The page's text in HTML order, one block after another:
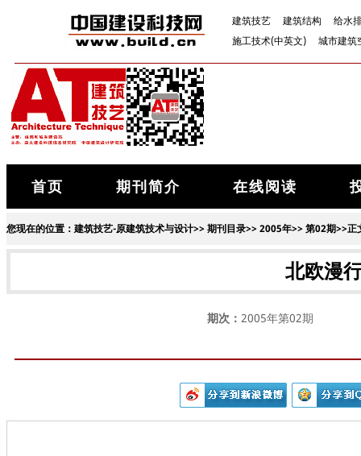
建筑技艺 建筑结构
给水
施工技术(中英文)
城市建筑
首页 期刊简介 在线阅读
您现在的位置： 建筑技艺-原建筑技术与设计>>期刊目录>>2005年>>第02期>>正
北欧漫
期次： 2005年第02期